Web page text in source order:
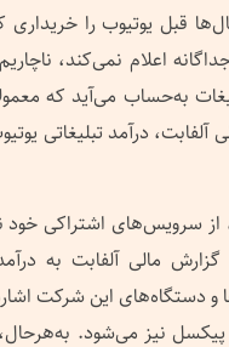
قبل یوتیوب را
اعلام نمی‌کند،
به‌حساب می‌آید که
از سرویس‌های اشتراکی
و دستگاه‌های این شرکت